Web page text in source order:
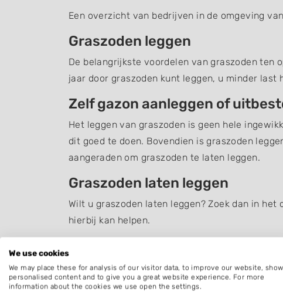
Een overzicht van bedrijven in de omgeving
Graszoden leggen
De belangrijkste voordelen van graszoden ten
jaar door graszoden kunt leggen, u minder last
Zelf gazon aanleggen of
Het leggen van graszoden is geen hele
dit goed te doen. Bovendien is graszoden
aangeraden om graszoden te laten leggen.
Graszoden laten leggen
Wilt u graszoden laten leggen? Zoek dan in
hierbij kan helpen.
graszoden
Henxel
We use cookies
We may place these for analysis of our visitor data, to improve our website, show
personalised content and to give you a great website experience. For more
information about the cookies we use open the settings.